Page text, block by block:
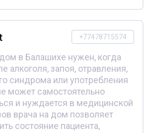
+77478715574
в Балашихе нужен, когда
алкоголя, запоя, отравления,
синдрома или употребления
может самостоятельно
и нуждается в медицинской
врача на дом позволяет
состояние пациента,